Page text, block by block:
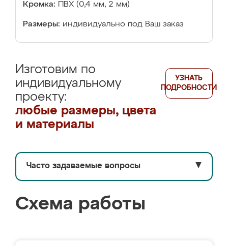
Кромка: ПВХ (0,4 мм, 2 мм)
Размеры: индивидуально под Ваш заказ
Изготовим по
индивидуальному
проекту:
любые размеры, цвета
и материалы
УЗНАТЬ
ПОДРОБНОСТИ
Часто задаваемые вопросы ▼
Схема работы